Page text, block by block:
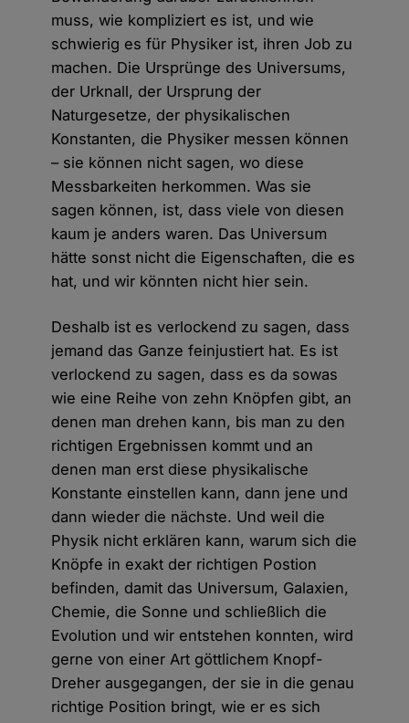
muss, wie kompliziert es ist, und wie
schwierig es für Physiker ist, ihren Job zu
machen. Die Ursprünge des Universums,
der Urknall, der Ursprung der
Naturgesetze, der physikalischen
Konstanten, die Physiker messen können
– sie können nicht sagen, wo diese
Messbarkeiten herkommen. Was sie
sagen können, ist, dass viele von diesen
kaum je anders waren. Das Universum
hätte sonst nicht die Eigenschaften, die es
hat, und wir könnten nicht hier sein.
Deshalb ist es verlockend zu sagen, dass
jemand das Ganze feinjustiert hat. Es ist
verlockend zu sagen, dass es da sowas
wie eine Reihe von zehn Knöpfen gibt, an
denen man drehen kann, bis man zu den
richtigen Ergebnissen kommt und an
denen man erst diese physikalische
Konstante einstellen kann, dann jene und
dann wieder die nächste. Und weil die
Physik nicht erklären kann, warum sich die
Knöpfe in exakt der richtigen Postion
befinden, damit das Universum, Galaxien,
Chemie, die Sonne und schließlich die
Evolution und wir entstehen konnten, wird
gerne von einer Art göttlichem Knopf-
Dreher ausgegangen, der sie in die genau
richtige Position bringt, wie er es sich